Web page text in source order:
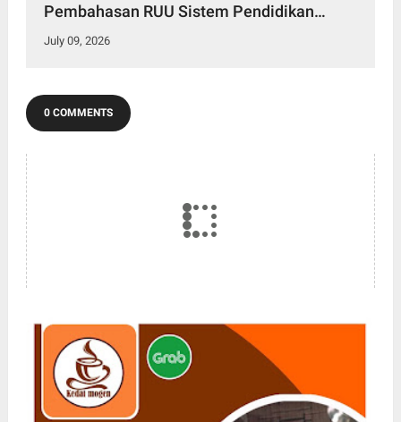
Pembahasan RUU Sistem Pendidikan
Nasional Bersama Panja Komisi X DPR RI
July 09, 2026
0 COMMENTS